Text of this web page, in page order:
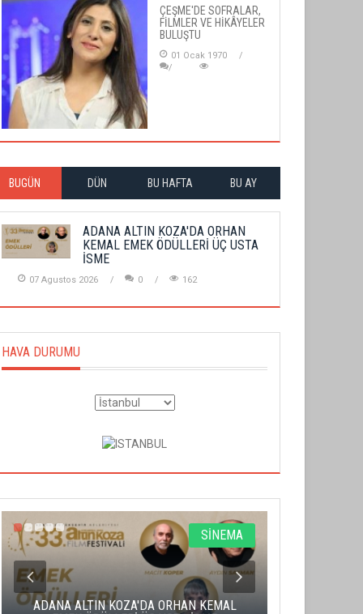
ÇEŞME'DE SOFRALAR,
FİLMLER VE HİKÂYELER
BULUŞTU
01 Ocak 1970
BUGÜN DÜN BU HAFTA BU AY
ADANA ALTIN KOZA'DA ORHAN
KEMAL EMEK ÖDÜLLERİ ÜÇ USTA
İSME
07 Agustos 2026 0 162
HAVA DURUMU
SİNEMA
ADANA ALTIN KOZA'DA ORHAN KEMAL